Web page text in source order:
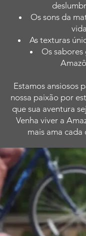
Os sons da
As texturas
Os sabores
Estamos ansiosos
nossa paixão por
que sua aventura
Venha viver a
mais ama cada